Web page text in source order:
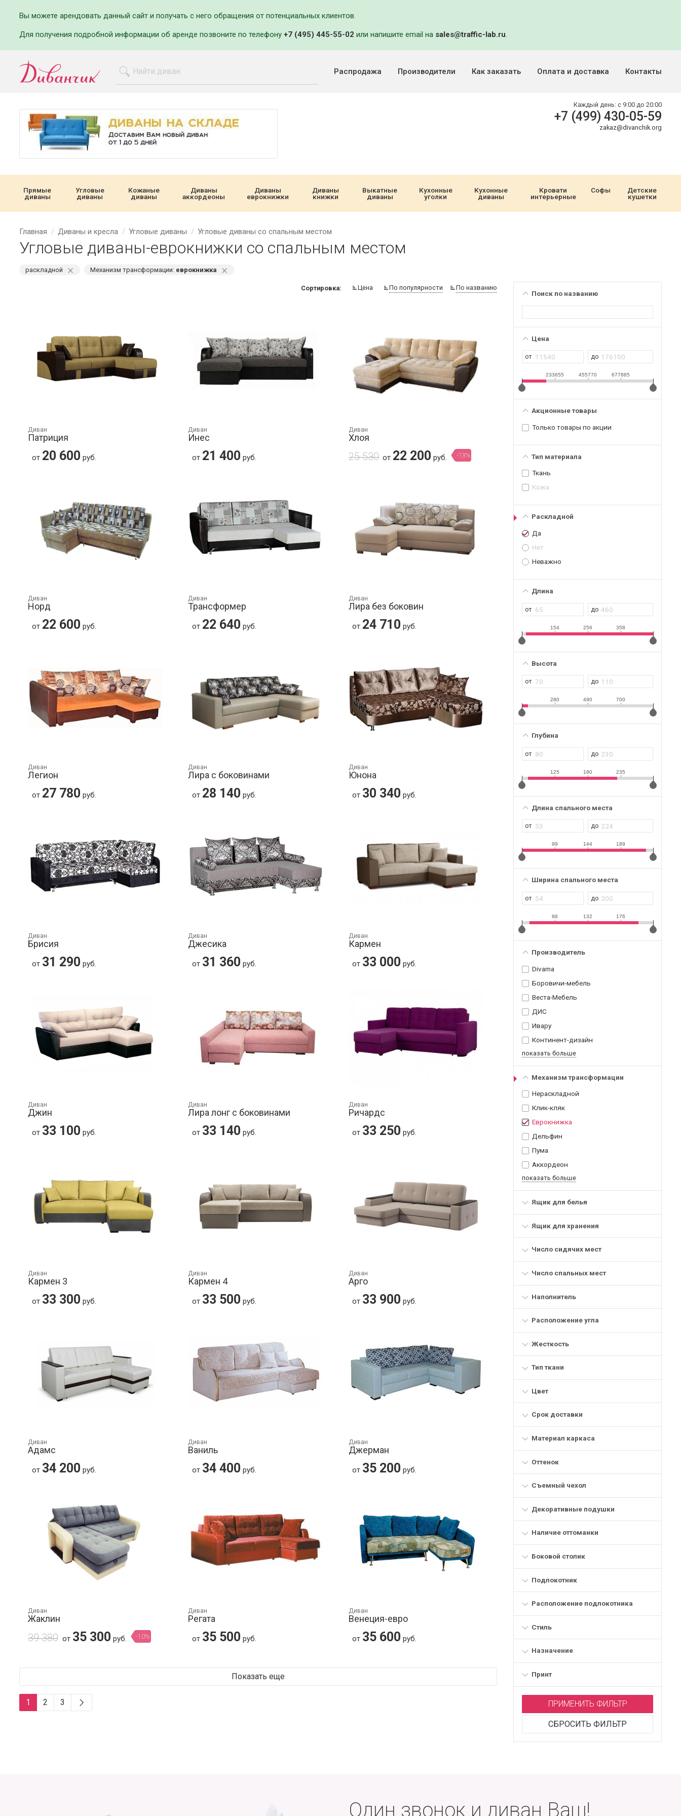
Вы можете арендовать данный сайт и получать с него обращения от потенциальных клиентов.
Для получения подробной информации об аренде позвоните по телефону +7 (495) 445-55-02 или напишите email на sales@traffic-lab.ru.
Распродажа Производители Как заказать Оплата и доставка Контакты
Каждый день: с 9:00 до 20:00
+7 (499) 430-05-59
zakaz@divanchik.org
Прямые
диваны
Угловые
диваны
Кожаные
диваны
Диваны
аккордеоны
Диваны
еврокнижки
Диваны
книжки
Выкатные
диваны
Кухонные
уголки
Кухонные
диваны
Кровати
интерьерные
Софы
Детские
кушетки
Главная Диваны и кресла Угловые диваны Угловые диваны со спальным местом
Угловые диваны-еврокнижки со спальным местом
Поиск по названию
Цена
233655 455770 677885
Акционные товары
Только товары по акции
Тип материала
Ткань
Кожа
Раскладной
Да
Нет
Неважно
Длина
154 256 358
Высота
280 490 700
Глубина
125 180 235
Длина спального места
99 144 189
Ширина спального места
88 132 176
Производитель
Divama
Боровичи-мебель
Веста-Мебель
ДИС
Ивару
Континент-дизайн
показать больше
Механизм трансформации
Нераскладной
Клик-кляк
Еврокнижка
Дельфин
Пума
Аккордеон
показать больше
Ящик для белья
Ящик для хранения
Число сидячих мест
Число спальных мест
Наполнитель
Расположение угла
Жесткость
Тип ткани
Цвет
Срок доставки
Материал каркаса
Оттенок
Съемный чехол
Декоративные подушки
Наличие оттоманки
Боковой столик
Подлокотник
Расположение подлокотника
Стиль
Назначение
Принт
ПРИМЕНИТЬ ФИЛЬТР
СБРОСИТЬ ФИЛЬТР
раскладной ⨯ Механизм трансформации: еврокнижка ⨯
Сортировка: Цена По популярности По названию
Диван
Патриция
от 20 600 руб.
Диван
Инес
от 21 400 руб.
Диван
Хлоя
25 530 от 22 200 руб. -13%
Диван
Норд
от 22 600 руб.
Диван
Трансформер
от 22 640 руб.
Диван
Лира без боковин
от 24 710 руб.
Диван
Легион
от 27 780 руб.
Диван
Лира с боковинами
от 28 140 руб.
Диван
Юнона
от 30 340 руб.
Диван
Брисия
от 31 290 руб.
Диван
Джесика
от 31 360 руб.
Диван
Кармен
от 33 000 руб.
Диван
Джин
от 33 100 руб.
Диван
Лира лонг с боковинами
от 33 140 руб.
Диван
Ричардс
от 33 250 руб.
Диван
Кармен 3
от 33 300 руб.
Диван
Кармен 4
от 33 500 руб.
Диван
Арго
от 33 900 руб.
Диван
Адамс
от 34 200 руб.
Диван
Ваниль
от 34 400 руб.
Диван
Джерман
от 35 200 руб.
Диван
Жаклин
39 380 от 35 300 руб. -10%
Диван
Регата
от 35 500 руб.
Диван
Венеция-евро
от 35 600 руб.
Показать еще
1 2 3
Один звонок и диван Ваш!